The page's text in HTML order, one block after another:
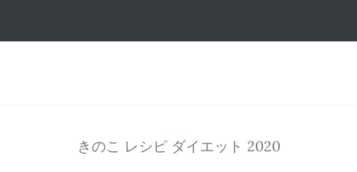
きのこ レシピ ダイエット 2020